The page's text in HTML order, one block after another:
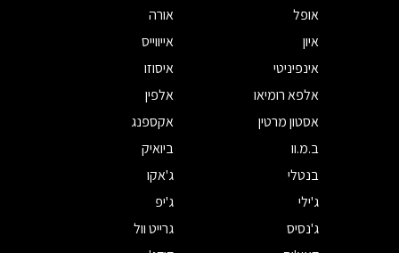
אופל
אורה
איון
אייווייס
אינפיניטי
איסוזו
אלפא רומיאו
אלפין
אסטון מרטין
אקספנג
ב.מ.וו
ביואיק
בנטלי
ג'אקו
ג'ילי
ג'יפ
ג'נסיס
גרייט וול